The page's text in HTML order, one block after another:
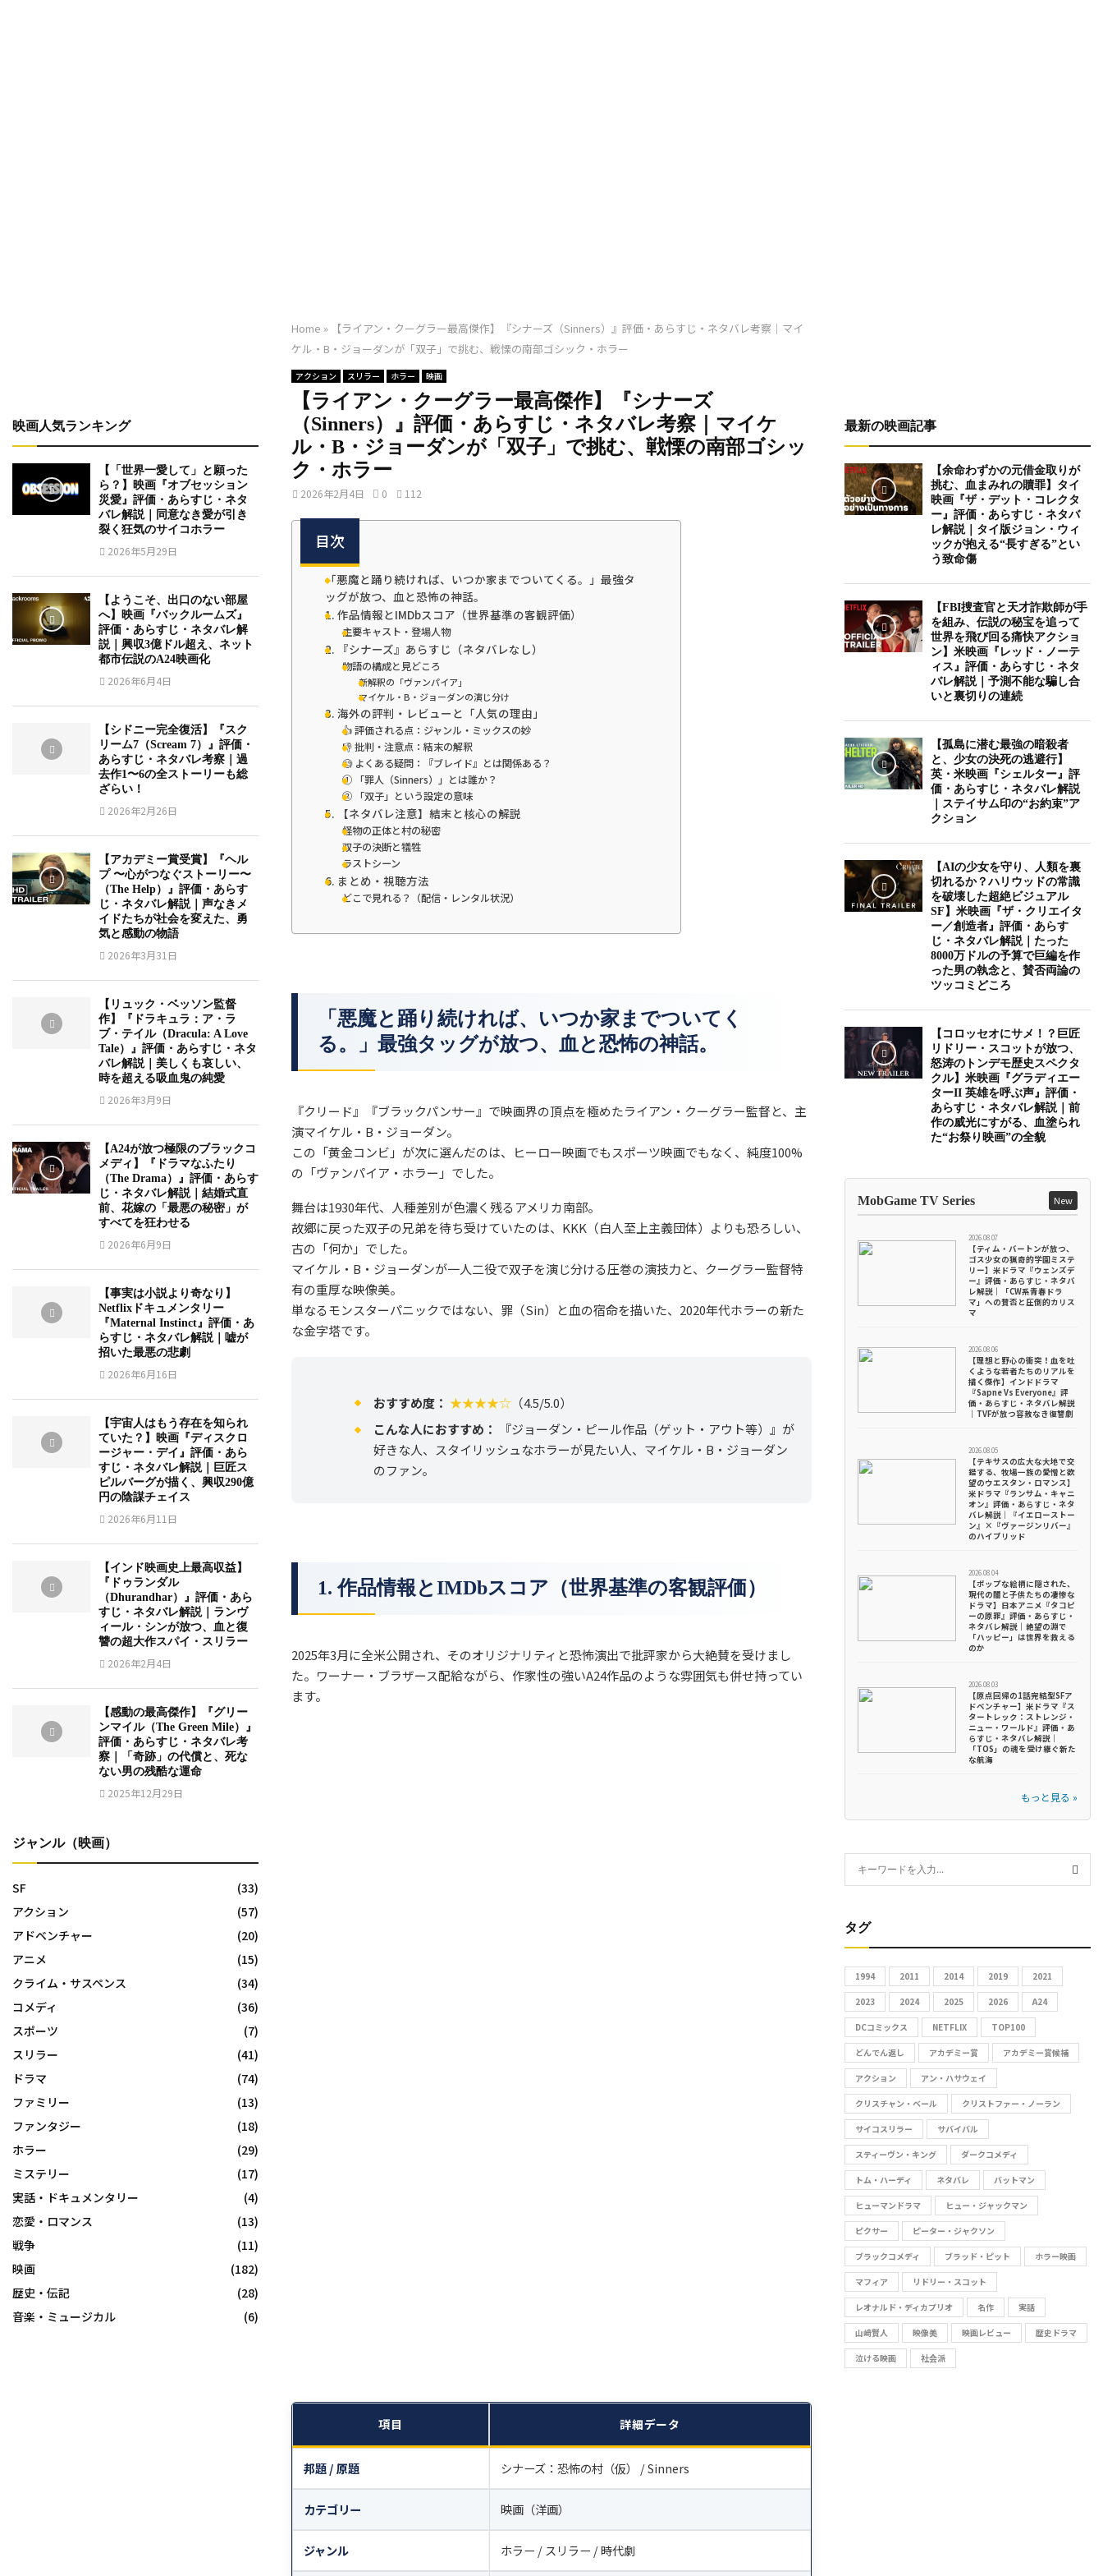
Home »
【ライアン・クーグラー最高傑作】『シナーズ（Sinners）』評価・あらすじ・ネタバレ考察｜マイ
ケル・B・ジョーダンが「双子」で挑む、戦慄の南部ゴシック・ホラー
アクション スリラー ホラー 映画
【ライアン・クーグラー最高傑作】『シナーズ
（Sinners）』評価・あらすじ・ネタバレ考察｜マイケ
ル・B・ジョーダンが「双子」で挑む、戦慄の南部ゴシッ
ク・ホラー
2026年2月4日 0 112
目次
「悪魔と踊り続ければ、いつか家までついてくる。」最強タ
ッグが放つ、血と恐怖の神話。
1. 作品情報とIMDbスコア（世界基準の客観評価）
主要キャスト・登場人物
2. 『シナーズ』あらすじ（ネタバレなし）
物語の構成と見どころ
新解釈の「ヴァンパイア」
マイケル・B・ジョーダンの演じ分け
3. 海外の評判・レビューと「人気の理由」
👍 評価される点：ジャンル・ミックスの妙
👎 批判・注意点：結末の解釈
🧐 よくある疑問：『ブレイド』とは関係ある？
① 「罪人（Sinners）」とは誰か？
② 「双子」という設定の意味
5. 【ネタバレ注意】結末と核心の解説
怪物の正体と村の秘密
双子の決断と犠牲
ラストシーン
6. まとめ・視聴方法
どこで見れる？（配信・レンタル状況）
「悪魔と踊り続ければ、いつか家までついてく
る。」最強タッグが放つ、血と恐怖の神話。
『クリード』『ブラックパンサー』で映画界の頂点を極めたライアン・クーグラー監督と、主
演マイケル・B・ジョーダン。
この「黄金コンビ」が次に選んだのは、ヒーロー映画でもスポーツ映画でもなく、純度100%
の「ヴァンパイア・ホラー」でした。
舞台は1930年代、人種差別が色濃く残るアメリカ南部。
故郷に戻った双子の兄弟を待ち受けていたのは、KKK（白人至上主義団体）よりも恐ろしい、
古の「何か」でした。
マイケル・B・ジョーダンが一人二役で双子を演じ分ける圧巻の演技力と、クーグラー監督特
有の重厚な映像美。
単なるモンスターパニックではない、罪（Sin）と血の宿命を描いた、2020年代ホラーの新た
な金字塔です。
おすすめ度： ★★★★☆ （4.5/5.0）
こんな人におすすめ：
『ジョーダン・ピール作品（ゲット・アウト等）』が
好きな人、スタイリッシュなホラーが見たい人、マイケル・B・ジョーダン
のファン。
1. 作品情報とIMDbスコア（世界基準の客観評価）
2025年3月に全米公開され、そのオリジナリティと恐怖演出で批評家から大絶賛を受けまし
た。ワーナー・ブラザース配給ながら、作家性の強いA24作品のような雰囲気も併せ持ってい
ます。
項目 詳細データ
邦題 / 原題 シナーズ：恐怖の村（仮） / Sinners
カテゴリー 映画（洋画）
ジャンル ホラー / スリラー / 時代劇
映画人気ランキング
【「世界一愛して」と願った
ら？】映画『オブセッション
災愛』評価・あらすじ・ネタ
バレ解説｜同意なき愛が引き
裂く狂気のサイコホラー
2026年5月29日
【ようこそ、出口のない部屋
へ】映画『バックルームズ』
評価・あらすじ・ネタバレ解
説｜興収3億ドル超え、ネット
都市伝説のA24映画化
2026年6月4日
【シドニー完全復活】『スク
リーム7（Scream 7）』評価・
あらすじ・ネタバレ考察｜過
去作1〜6の全ストーリーも総
ざらい！
2026年2月26日
【アカデミー賞受賞】『ヘル
プ 〜心がつなぐストーリー〜
（The Help）』評価・あらす
じ・ネタバレ解説｜声なきメ
イドたちが社会を変えた、勇
気と感動の物語
2026年3月31日
【リュック・ベッソン監督
作】『ドラキュラ：ア・ラ
ブ・テイル（Dracula: A Love
Tale）』評価・あらすじ・ネタ
バレ解説｜美しくも哀しい、
時を超える吸血鬼の純愛
2026年3月9日
【A24が放つ極限のブラックコ
メディ】『ドラマなふたり
（The Drama）』評価・あらす
じ・ネタバレ解説｜結婚式直
前、花嫁の「最悪の秘密」が
すべてを狂わせる
2026年6月9日
【事実は小説より奇なり】
Netflixドキュメンタリー
『Maternal Instinct』評価・あ
らすじ・ネタバレ解説｜嘘が
招いた最悪の悲劇
2026年6月16日
【宇宙人はもう存在を知られ
ていた？】映画『ディスクロ
ージャー・デイ』評価・あら
すじ・ネタバレ解説｜巨匠ス
ピルバーグが描く、興収290億
円の陰謀チェイス
2026年6月11日
【インド映画史上最高収益】
『ドゥランダル
（Dhurandhar）』評価・あら
すじ・ネタバレ解説｜ランヴ
ィール・シンが放つ、血と復
讐の超大作スパイ・スリラー
2026年2月4日
【感動の最高傑作】『グリー
ンマイル（The Green Mile）』
評価・あらすじ・ネタバレ考
察｜「奇跡」の代償と、死な
ない男の残酷な運命
2025年12月29日
ジャンル（映画）
SF
(33)
アクション
(57)
アドベンチャー
(20)
アニメ
(15)
クライム・サスペンス
(34)
コメディ
(36)
スポーツ
(7)
スリラー
(41)
ドラマ
(74)
ファミリー
(13)
ファンタジー
(18)
ホラー
(29)
ミステリー
(17)
実話・ドキュメンタリー
(4)
恋愛・ロマンス
(13)
戦争
(11)
映画
(182)
歴史・伝記
(28)
音楽・ミュージカル
(6)
最新の映画記事
【余命わずかの元借金取りが
挑む、血まみれの贖罪】タイ
映画『ザ・デット・コレクタ
ー』評価・あらすじ・ネタバ
レ解説｜タイ版ジョン・ウィ
ックが抱える“長すぎる”とい
う致命傷
【FBI捜査官と天才詐欺師が手
を組み、伝説の秘宝を追って
世界を飛び回る痛快アクショ
ン】米映画『レッド・ノーテ
ィス』評価・あらすじ・ネタ
バレ解説｜予測不能な騙し合
いと裏切りの連続
【孤島に潜む最強の暗殺者
と、少女の決死の逃避行】
英・米映画『シェルター』評
価・あらすじ・ネタバレ解説
｜ステイサム印の“お約束”ア
クション
【AIの少女を守り、人類を裏
切れるか？ハリウッドの常識
を破壊した超絶ビジュアル
SF】米映画『ザ・クリエイタ
ー／創造者』評価・あらす
じ・ネタバレ解説｜たった
8000万ドルの予算で巨編を作
った男の執念と、賛否両論の
ツッコミどころ
【コロッセオにサメ！？巨匠
リドリー・スコットが放つ、
怒涛のトンデモ歴史スペクタ
クル】米映画『グラディエー
ターII 英雄を呼ぶ声』評価・
あらすじ・ネタバレ解説｜前
作の威光にすがる、血塗られ
た“お祭り映画”の全貌
MobGame TV Series New
2026.08.07
【ティム・バートンが放つ、
ゴス少女の猟奇的学園ミステ
リー】米ドラマ『ウェンズデ
ー』評価・あらすじ・ネタバ
レ解説｜「CW系青春ドラ
マ」への賛否と圧倒的カリス
マ
2026.08.06
【理想と野心の衝突！血を吐
くような若者たちのリアルを
描く傑作】インドドラマ
『Sapne Vs Everyone』評
価・あらすじ・ネタバレ解説
｜TVFが放つ容赦なき復讐劇
2026.08.05
【テキサスの広大な大地で交
錯する、牧場一族の愛憎と欲
望のウエスタン・ロマンス】
米ドラマ『ランサム・キャニ
オン』評価・あらすじ・ネタ
バレ解説｜『イエローストー
ン』×『ヴァージンリバー』
のハイブリッド
2026.08.04
【ポップな絵柄に隠された、
現代の闇と子供たちの凄惨な
ドラマ】日本アニメ『タコピ
ーの原罪』評価・あらすじ・
ネタバレ解説｜絶望の淵で
「ハッピー」は世界を救える
のか
2026.08.03
【原点回帰の1話完結型SFア
ドベンチャー】米ドラマ『ス
タートレック：ストレンジ・
ニュー・ワールド』評価・あ
らすじ・ネタバレ解説｜
「TOS」の魂を受け継ぐ新た
な航海
もっと見る »
e
r
c
h
f
o
:
H
タグ
1994 2011 2014 2019 2021
2023 2024 2025 2026 A24
DCコミックス NETFLIX TOP100
どんでん返し アカデミー賞 アカデミー賞候補
アクション アン・ハサウェイ
クリスチャン・ベール クリストファー・ノーラン
サイコスリラー サバイバル
スティーヴン・キング ダークコメディ
トム・ハーディ ネタバレ バットマン
ヒューマンドラマ ヒュー・ジャックマン
ピクサー ピーター・ジャクソン
ブラックコメディ ブラッド・ピット ホラー映画
マフィア リドリー・スコット
レオナルド・ディカプリオ 名作 実話
山﨑賢人 映像美 映画レビュー 歴史ドラマ
泣ける映画 社会派